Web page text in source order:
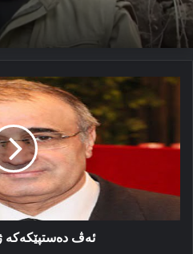
ئه‌ڤ
ده‌ستپێکه‌که‌
پەکەکێ
ئه‌ڤ ده‌ستپێکه‌که‌